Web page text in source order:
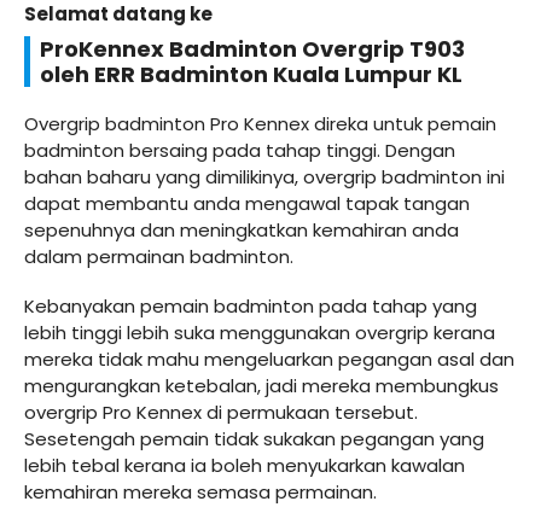
Selamat datang ke
ProKennex Badminton Overgrip T903
oleh ERR Badminton Kuala Lumpur KL
Overgrip badminton Pro Kennex direka untuk pemain
badminton bersaing pada tahap tinggi. Dengan
bahan baharu yang dimilikinya, overgrip badminton ini
dapat membantu anda mengawal tapak tangan
sepenuhnya dan meningkatkan kemahiran anda
dalam permainan badminton.
Kebanyakan pemain badminton pada tahap yang
lebih tinggi lebih suka menggunakan overgrip kerana
mereka tidak mahu mengeluarkan pegangan asal dan
mengurangkan ketebalan, jadi mereka membungkus
overgrip Pro Kennex di permukaan tersebut.
Sesetengah pemain tidak sukakan pegangan yang
lebih tebal kerana ia boleh menyukarkan kawalan
kemahiran mereka semasa permainan.